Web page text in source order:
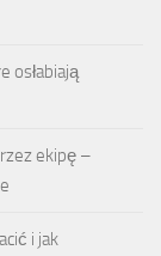
osłabiają
ekipę –
i jak